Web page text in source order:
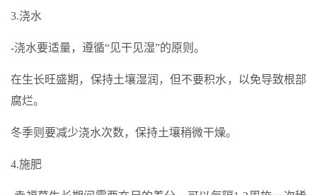
3.浇水
-浇水要适量，遵循“见干见湿”的原则。
在生长旺盛期，保持土壤湿润，但不要积水，以免导致根部
腐烂。
冬季则要减少浇水次数，保持土壤稍微干燥。
4.施肥